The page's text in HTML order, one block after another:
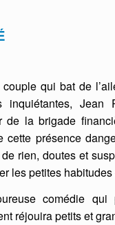
qui bat de
inquiétantes, Jean
de la brigade
cette présence
de rien, doutes et
les petites
comédie
réjouira petits et